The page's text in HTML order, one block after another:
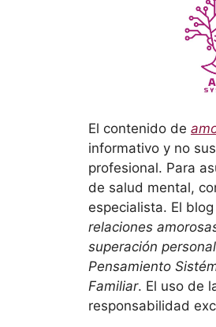
El contenido de
informativo y no
profesional. Para
de salud mental,
especialista. El
relaciones
superación personal
Pensamiento
Familiar. El uso de
responsabilidad